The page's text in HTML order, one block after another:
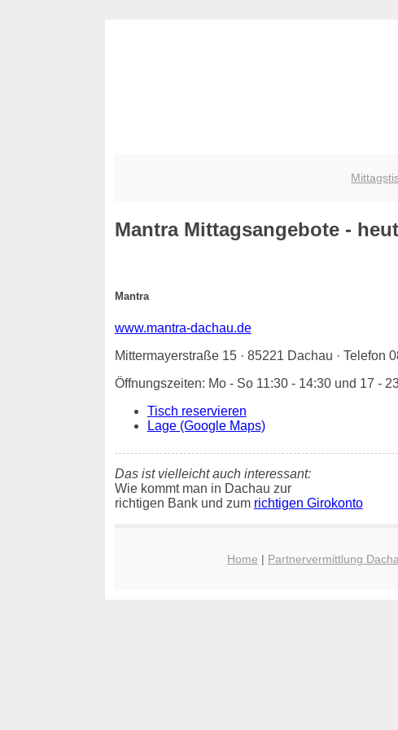
MantraMittagsangebote -
Mantra
www.mantra-dachau.de
Mittermayerstraße 15 · 85221 Dachau · Telefon
Öffnungszeiten: Mo - So 11:30 - 14:30 und 17 -
Tisch reservieren
Lage (Google Maps)
Das ist vielleicht auch interessant:
Wie kommt man in Dachau zur
richtigen Bank und zum richtigen Girokonto
Home | Partnervermittlung